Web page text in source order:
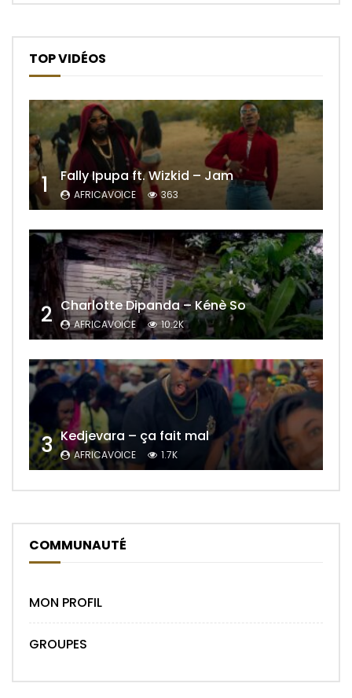
TOP VIDÉOS
1 Fally Ipupa ft. Wizkid – Jam
AFRICAVOICE 363
2 Charlotte Dipanda – Kénè So
AFRICAVOICE 10.2K
3 Kedjevara – ça fait mal
AFRICAVOICE 1.7K
COMMUNAUTÉ
MON PROFIL
GROUPES